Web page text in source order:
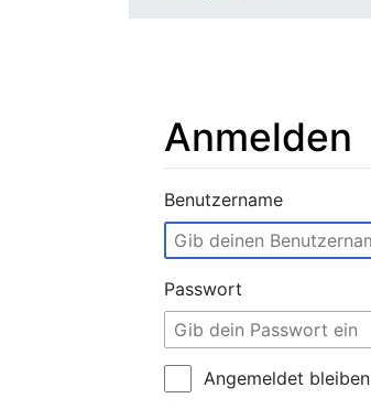
Anmelden
Wechseln zu:Navigation
Benutzername
Passwort
Angemeldet bleiben